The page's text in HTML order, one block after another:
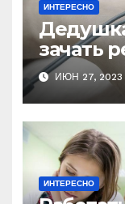
ИНТЕРЕСНО
зачать
один
отцом,
ИЮН 27, 2023
ИНТЕРЕСНО